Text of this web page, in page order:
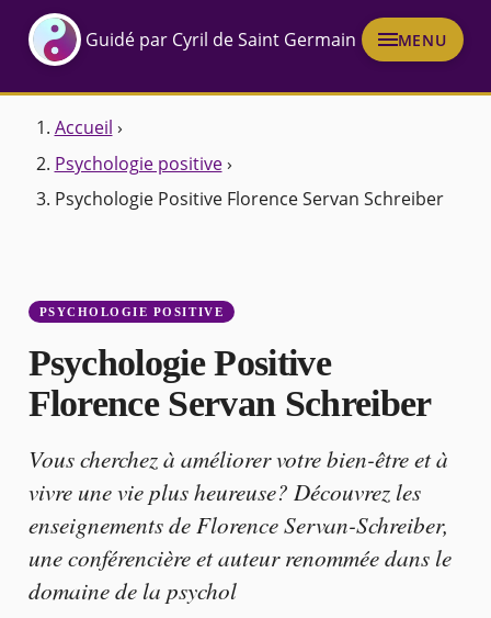
Guidé par Cyril de Saint Germain MENU
Accueil ›
Psychologie positive ›
Psychologie Positive Florence Servan Schreiber
PSYCHOLOGIE POSITIVE
Psychologie Positive
Florence Servan Schreiber
Vous cherchez à améliorer votre bien-être et à
vivre une vie plus heureuse? Découvrez les
enseignements de Florence Servan-Schreiber,
une conférencière et auteur renommée dans le
domaine de la psychol